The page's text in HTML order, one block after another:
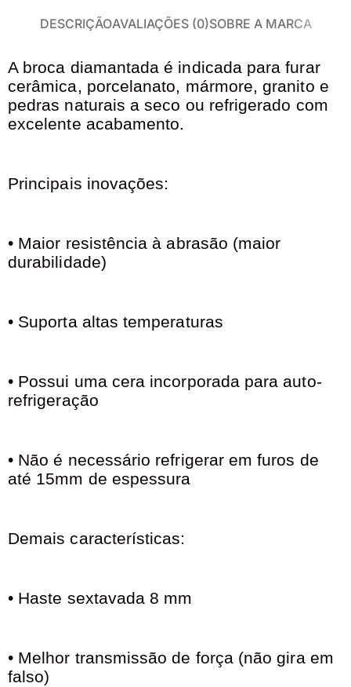
DESCRIÇÃOAVALIAÇÕES (0)SOBRE A MARCA
A broca diamantada é indicada para furar
cerâmica, porcelanato, mármore, granito e
pedras naturais a seco ou refrigerado com
excelente acabamento.
Principais inovações:
• Maior resistência à abrasão (maior
durabilidade)
• Suporta altas temperaturas
• Possui uma cera incorporada para auto-
refrigeração
• Não é necessário refrigerar em furos de
até 15mm de espessura
Demais características:
• Haste sextavada 8 mm
• Melhor transmissão de força (não gira em
falso)